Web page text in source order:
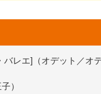
レエ]（オデット／オ
）